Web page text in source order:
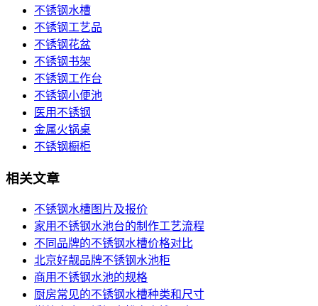
不锈钢水槽
不锈钢工艺品
不锈钢花盆
不锈钢书架
不锈钢工作台
不锈钢小便池
医用不锈钢
金属火锅桌
不锈钢橱柜
相关文章
不锈钢水槽图片及报价
家用不锈钢水池台的制作工艺流程
不同品牌的不锈钢水槽价格对比
北京好靓品牌不锈钢水池柜
商用不锈钢水池的规格
厨房常见的不锈钢水槽种类和尺寸